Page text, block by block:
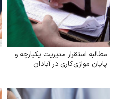
مطالبه استقرار مدیریت یکپارچه و
پایان موازی‌کاری در آبادان